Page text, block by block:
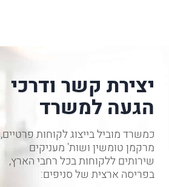
יצירת קשר ודרכי
הגעה למשרד
כמשרד מוביל בייצוג לקוחות פרטיים,
מרקמן טומשין ושות' מעניקים
שירותים ללקוחות בכל רחבי הארץ,
בפריסה ארצית של סניפים: